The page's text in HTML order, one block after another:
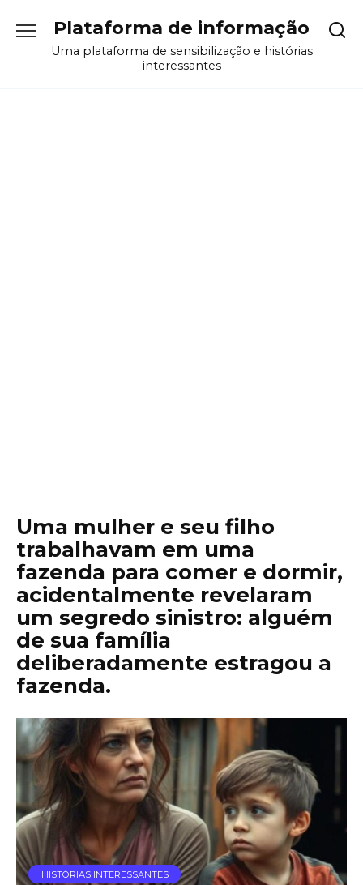
содержанию
Plataforma de informação
Uma plataforma de sensibilização e histórias
interessantes
Uma mulher e seu filho
trabalhavam em uma
fazenda para comer e dormir,
acidentalmente revelaram
um segredo sinistro: alguém
de sua família
deliberadamente estragou a
fazenda.
HISTÓRIAS INTERESSANTES